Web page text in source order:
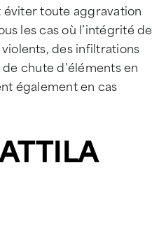
toute aggravation
les cas où l’intégrité de
des infiltrations
chute d’éléments en
également en cas